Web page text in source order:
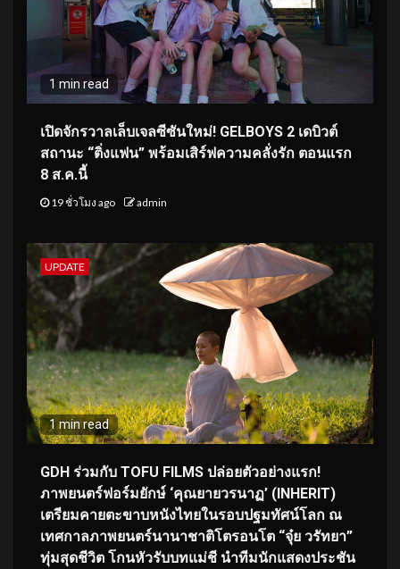
1 min read
เปิดจักรวาลเล็บเจลซีซันใหม่! GELBOYS 2 เดบิวต์
สถานะ “ติ่งแฟน” พร้อมเสิร์ฟความคลั่งรัก ตอนแรก
8 ส.ค.นี้
19 ชั่วโมง ago admin
UPDATE
1 min read
GDH ร่วมกับ TOFU FILMS ปล่อยตัวอย่างแรก!
ภาพยนตร์ฟอร์มยักษ์ ‘คุณยายวรนาฏ’ (INHERIT)
เตรียมคายตะขาบหนังไทยในรอบปฐมทัศน์โลก ณ
เทศกาลภาพยนตร์นานาชาติโตรอนโต “จุ๋ย วรัทยา”
ทุ่มสุดชีวิต โกนหัวรับบทแม่ชี นำทีมนักแสดงประชัน